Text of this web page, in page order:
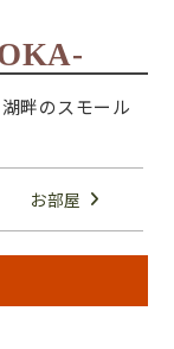
畔のスモール
お部屋